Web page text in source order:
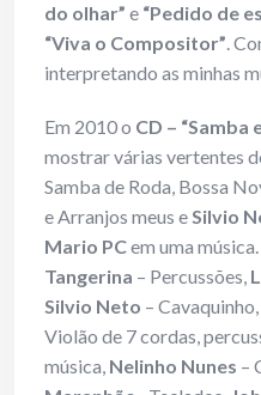
do olhar” e “Pedido de
“Viva o Compositor”.
interpretando as minhas
Em 2010 o CD – “Samba
mostrar várias vertentes
Samba de Roda, Bossa
e Arranjos meus eSilvio
Mario PCem uma
Tangerina – Percussões,
Silvio Neto –
Violão de 7 cordas,
música, Nelinho Nunes –